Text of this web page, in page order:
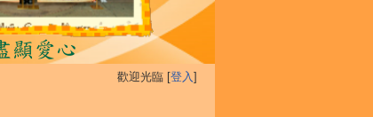
歡迎光臨 [登入]